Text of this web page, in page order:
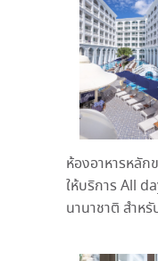
ห้องอาหารหลัก
ให้บริการ All
นานาชาติ สำห